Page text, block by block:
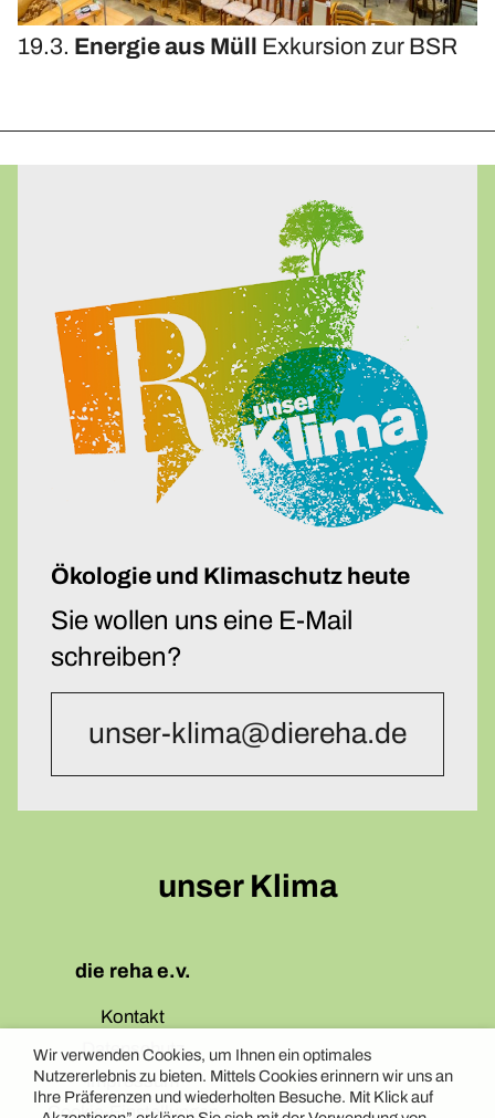
19.3. Energie aus Müll Exkursion zur BSR
Ökologie und Klimaschutz heute
Sie wollen uns eine E-Mail
schreiben?
unser-klima@diereha.de
unser Klima
die reha e.v.
Kontakt
Datenschutz
Impressum
Cookie-Einstellungen
Wir verwenden Cookies, um Ihnen ein optimales
Nutzererlebnis zu bieten. Mittels Cookies erinnern wir uns an
Ihre Präferenzen und wiederholten Besuche. Mit Klick auf